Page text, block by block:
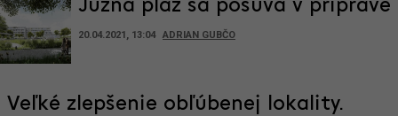
Južná pláž sa posúva v príprave
20.04.2021, 13:04 ADRIAN GUBČO
Veľké zlepšenie obľúbenej lokality.